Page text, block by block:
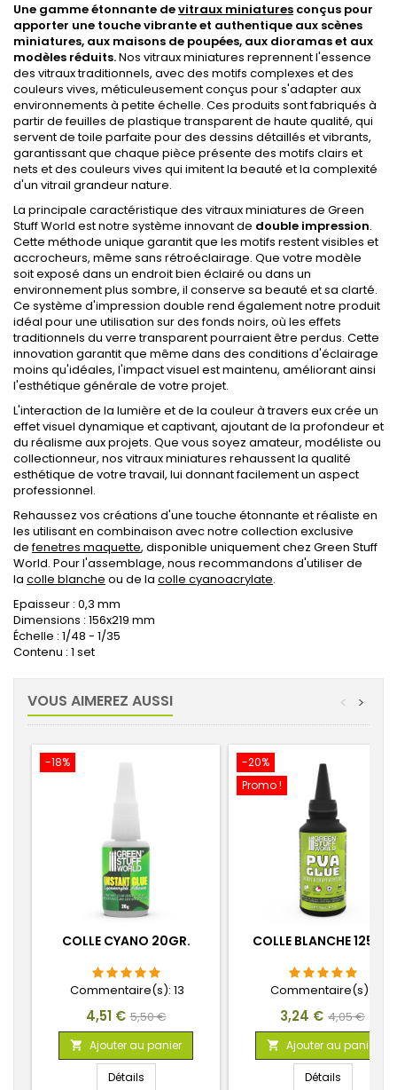
Une gamme étonnante devitraux miniatures conçus pour
apporter une touche vibrante et authentique aux scènes
miniatures, aux maisons de poupées, aux dioramas et aux
modèles réduits.Nos vitraux miniatures reprennent l'essence
des vitraux traditionnels, avec des motifs complexes et des
couleurs vives, méticuleusement conçus pour s'adapter aux
environnements à petite échelle. Ces produits sont fabriqués à
partir de feuilles de plastique transparent de haute qualité, qui
servent de toile parfaite pour des dessins détaillés et vibrants,
garantissant que chaque pièce présente des motifs clairs et
nets et des couleurs vives qui imitent la beauté et la complexité
d'un vitrail grandeur nature.
La principale caractéristique des vitraux miniatures de Green
Stuff World est notre système innovant de double impression.
Cette méthode unique garantit que les motifs restent visibles et
accrocheurs, même sans rétroéclairage. Que votre modèle
soit exposé dans un endroit bien éclairé ou dans un
environnement plus sombre, il conserve sa beauté et sa clarté.
Ce système d'impression double rend également notre produit
idéal pour une utilisation sur des fonds noirs, où les effets
traditionnels du verre transparent pourraient être perdus. Cette
innovation garantit que même dans des conditions d'éclairage
moins qu'idéales, l'impact visuel est maintenu, améliorant ainsi
l'esthétique générale de votre projet.
L'interaction de la lumière et de la couleur à travers eux crée un
effet visuel dynamique et captivant, ajoutant de la profondeur et
du réalisme aux projets. Que vous soyez amateur, modéliste ou
collectionneur, nos vitraux miniatures rehaussent la qualité
esthétique de votre travail, lui donnant facilement un aspect
professionnel.
Rehaussez vos créations d'une touche étonnante et réaliste en
les utilisant en combinaison avec notre collection exclusive
defenetres maquette, disponible uniquement chez Green Stuff
World. Pour l'assemblage, nous recommandons d'utiliser de
la colle blanche ou de la colle cyanoacrylate.
Epaisseur : 0,3 mm
Dimensions : 156x219 mm
Échelle : 1/48 - 1/35
Contenu : 1 set
VOUS AIMEREZ AUSSI >
<
-18%
COLLE CYANO 20GR.
Commentaire(s): 13
Prix
4,51 € Prix
de
base
5,50 €
 Ajouter au panier
Détails
-20%
Promo !
COLLE BLANCHE 125GR
Commentaire(s):
Prix
3,24 € Prix
de
base
4,05 €
 Ajouter au panier
Détails